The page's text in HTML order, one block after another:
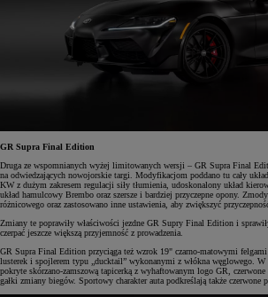
GR Supra Final Edition
Druga ze wspomnianych wyżej limitowanych wersji – GR Supra Final
na odwiedzających nowojorskie targi. Modyfikacjom poddano tu cały
KW z dużym zakresem regulacji siły tłumienia, udoskonalony układ
układ hamulcowy Brembo oraz szersze i bardziej przyczepne opony.
różnicowego oraz zastosowano inne ustawienia, aby zwiększyć
Zmiany te poprawiły właściwości jezdne GR Supry Final Edition i
czerpać jeszcze większą przyjemność z prowadzenia.
GR Supra Final Edition przyciąga też wzrok 19" czarno-matowymi
lusterek i spojlerem typu „ducktail” wykonanymi z włókna węglowego.
pokryte skórzano-zamszową tapicerką z wyhaftowanym logo GR,
gałki zmiany biegów. Sportowy charakter auta podkreślają także czerwone